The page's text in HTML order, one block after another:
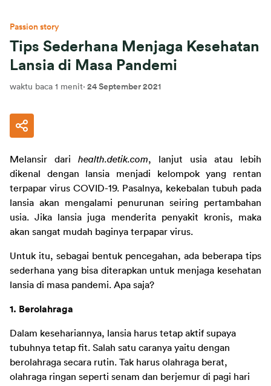
Passion story
Tips Sederhana Menjaga Kesehatan
Lansia di Masa Pandemi
waktu baca 1 menit· 24 September 2021
Melansir dari health.detik.com, lanjut usia atau lebih
dikenal dengan lansia menjadi kelompok yang rentan
terpapar virus COVID-19. Pasalnya, kekebalan tubuh pada
lansia akan mengalami penurunan seiring pertambahan
usia. Jika lansia juga menderita penyakit kronis, maka
akan sangat mudah baginya terpapar virus.
Untuk itu, sebagai bentuk pencegahan, ada beberapa tips
sederhana yang bisa diterapkan untuk menjaga kesehatan
lansia di masa pandemi. Apa saja?
1. Berolahraga
Dalam kesehariannya, lansia harus tetap aktif supaya
tubuhnya tetap fit. Salah satu caranya yaitu dengan
berolahraga secara rutin. Tak harus olahraga berat,
olahraga ringan seperti senam dan berjemur di pagi hari